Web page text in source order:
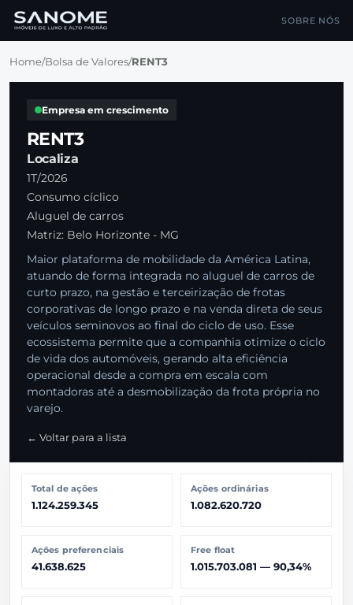
SOBRE NÓS
Home/Bolsa de Valores/RENT3
Empresa em crescimento
RENT3
Localiza
1T/2026
Consumo cíclico
Aluguel de carros
Matriz: Belo Horizonte - MG
Maior plataforma de mobilidade da América Latina,
atuando de forma integrada no aluguel de carros de
curto prazo, na gestão e terceirização de frotas
corporativas de longo prazo e na venda direta de seus
veículos seminovos ao final do ciclo de uso. Esse
ecossistema permite que a companhia otimize o ciclo
de vida dos automóveis, gerando alta eficiência
operacional desde a compra em escala com
montadoras até a desmobilização da frota própria no
varejo.
← Voltar para a lista
Total de ações
1.124.259.345
Ações ordinárias
1.082.620.720
Ações preferenciais
41.638.625
Free float
1.015.703.081 — 90,34%